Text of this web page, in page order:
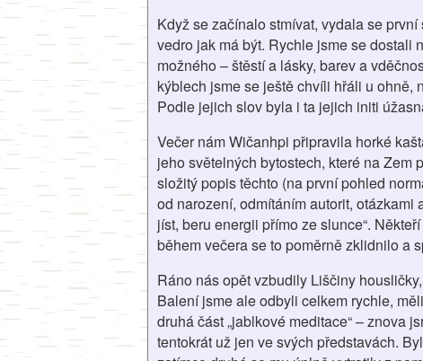
Když se začínalo stmívat, vydala se
vedro jak má být. Rychle jsme se dostali
možného – štěstí a lásky, barev a
kýblech jsme se ještě chvíli hřáli u ohně,
Podle jejich slov byla i ta jejich initi
Večer nám Wičanhpi připravila horké
jeho světelných bytostech, které na
složitý popis těchto (na první pohled
od narození, odmítáním autorit, otázkami
jíst, beru energii přímo ze slunce“.
během večera se to poměrně zklidnilo a
Ráno nás opět vzbudily Liščiny
Balení jsme ale odbyli celkem rychle,
druhá část „jablkové meditace“ –
tentokrát už jen ve svých představách.